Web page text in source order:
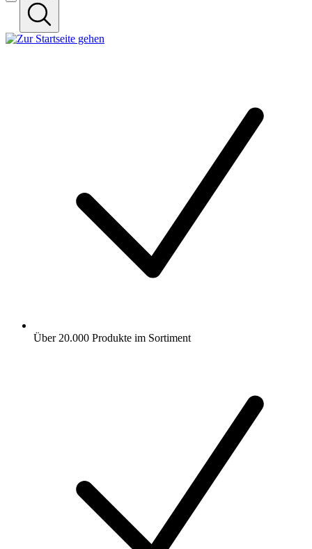
Über 20.000 Produkte im Sortiment